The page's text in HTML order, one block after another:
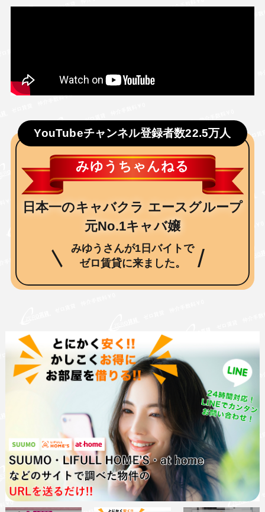
YouTubeチャンネル登録者数22.5万人
みゆうちゃんねる
日本一のキャバクラ エースグループ
元No.1キャバ嬢
みゆうさんが1日バイトで
ゼロ賃貸に来ました。